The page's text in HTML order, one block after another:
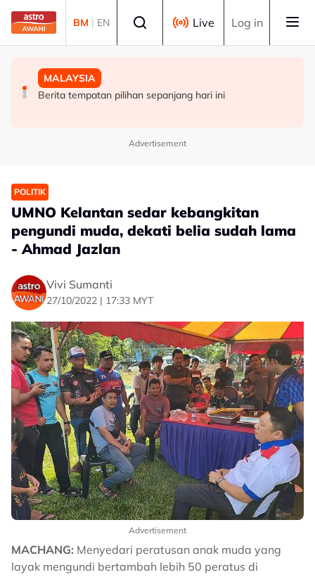
Skip to main content
BM | EN Live Log in
MALAYSIA
Wanita warga emas melecur 50 peratus disimbah
MALAYSIA
Berita tempatan pilihan sepanjang hari ini
DUNIA
Singapura sambut Hari Kebangsaan ke-61, NDP kembali
Advertisement
POLITIK
UMNO Kelantan sedar kebangkitan
pengundi muda, dekati belia sudah lama
- Ahmad Jazlan
Vivi Sumanti
27/10/2022 | 17:33 MYT
Advertisement
MACHANG: Menyedari peratusan anak muda yang
layak mengundi bertambah lebih 50 peratus di